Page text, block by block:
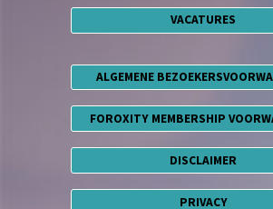
VACATURES
ALGEMENE
FOROXITY MEMBERSHIP
DISCLAIMER
PRIVACY